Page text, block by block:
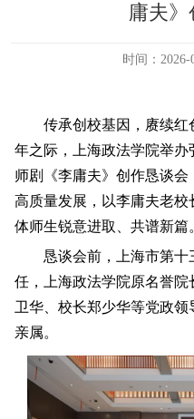
庸夫》
时间：2026-
传承创校基因，赓续红
年之际，上海政法学院举
师剧《李庸夫》创作恳谈
高质量发展，以李庸夫老
体师生锐意进取、共谱新篇
恳谈会前，上海市第十
任，上海政法学院原名誉
卫华、校长郑少华等党政
亲属。